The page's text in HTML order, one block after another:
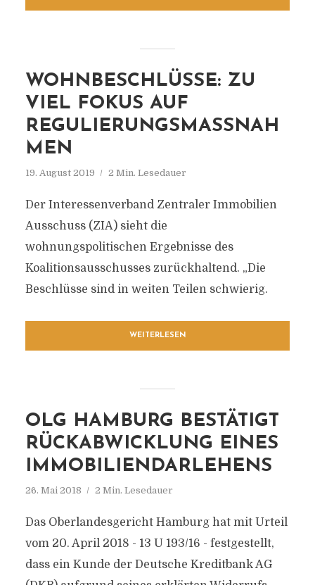
WOHNBESCHLÜSSE: ZU
VIEL FOKUS AUF
REGULIERUNGSMASSNAHM
EN
19. August 2019 2 Min. Lesedauer
Der Interessenverband Zentraler Immobilien
Ausschuss (ZIA) sieht die
wohnungspolitischen Ergebnisse des
Koalitionsausschusses zurückhaltend. „Die
Beschlüsse sind in weiten Teilen schwierig.
WEITERLESEN
OLG HAMBURG BESTÄTIGT
RÜCKABWICKLUNG EINES
IMMOBILIENDARLEHENS
26. Mai 2018 2 Min. Lesedauer
Das Oberlandesgericht Hamburg hat mit Urteil
vom 20. April 2018 - 13 U 193/16 - festgestellt,
dass ein Kunde der Deutsche Kreditbank AG